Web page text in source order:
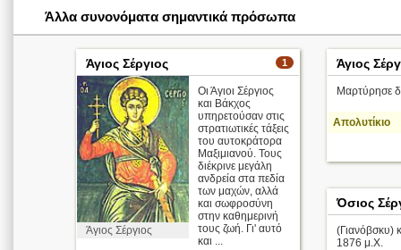
Άλλα συνονόματα σημαντικά πρόσωπα
1
Άγιος Σέργιος
Άγιος Σέργιος
Οι Άγιοι Σέργιος
και Βάκχος
υπηρετούσαν στις
στρατιωτικές τάξεις
του αυτοκράτορα
Μαξιμιανού. Τους
διέκρινε μεγάλη
ανδρεία στα πεδία
των μαχών, αλλά
και σωφροσύνη
στην καθημερινή
τους ζωή. Γι' αυτό
και ...
Άγιος
Μαρτύρησε
Απολυτίκιο
Όσιος
(Γιανόβσκυ)
1876 μ.Χ.